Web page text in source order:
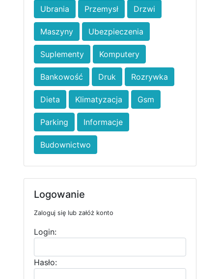
Ubrania Przemysł Drzwi
Maszyny Ubezpieczenia
Suplementy Komputery
Bankowość Druk Rozrywka
Dieta Klimatyzacja Gsm
Parking Informacje
Budownictwo
Logowanie
Zaloguj się lub załóż konto
Login:
Hasło: